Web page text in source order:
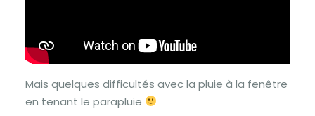
Mais quelques difficultés avec la pluie à la fenêtre
en tenant le parapluie